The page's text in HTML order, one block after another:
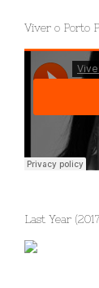
Viver o Porto
Last Year